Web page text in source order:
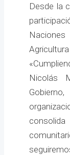
Desde la
Agricultura
Nicolás